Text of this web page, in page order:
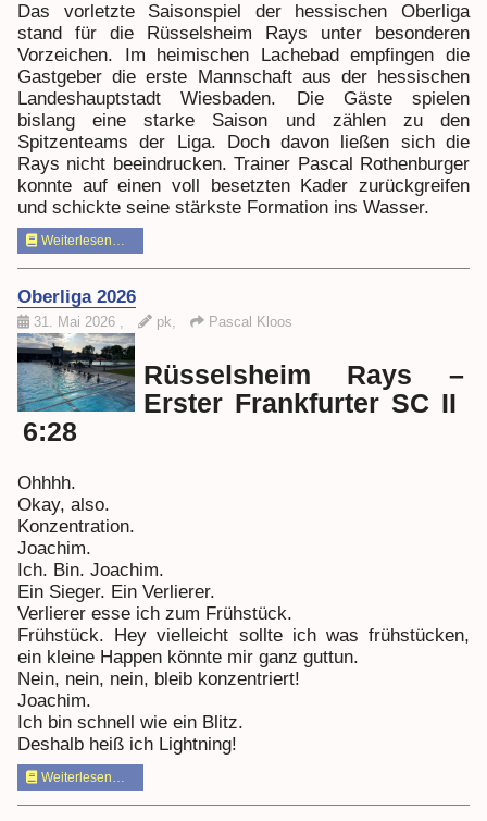
Das vorletzte Saisonspiel der hessischen Oberliga
stand für die Rüsselsheim Rays unter besonderen
Vorzeichen. Im heimischen Lachebad empfingen die
Gastgeber die erste Mannschaft aus der hessischen
Landeshauptstadt Wiesbaden. Die Gäste spielen
bislang eine starke Saison und zählen zu den
Spitzenteams der Liga. Doch davon ließen sich die
Rays nicht beeindrucken. Trainer Pascal Rothenburger
konnte auf einen voll besetzten Kader zurückgreifen
und schickte seine stärkste Formation ins Wasser.
Weiterlesen…
Oberliga 2026
31. Mai 2026 , pk, Pascal Kloos
Rüsselsheim Rays –
Erster Frankfurter SC II
6:28
Ohhhh.
Okay, also.
Konzentration.
Joachim.
Ich. Bin. Joachim.
Ein Sieger. Ein Verlierer.
Verlierer esse ich zum Frühstück.
Frühstück. Hey vielleicht sollte ich was frühstücken,
ein kleine Happen könnte mir ganz guttun.
Nein, nein, nein, bleib konzentriert!
Joachim.
Ich bin schnell wie ein Blitz.
Deshalb heiß ich Lightning!
Weiterlesen…